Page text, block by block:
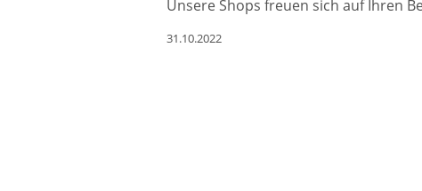
Unsere Shops freuen sich auf Ihren
31.10.2022